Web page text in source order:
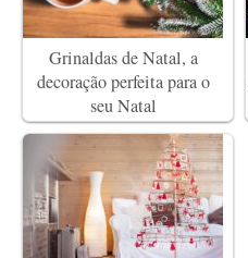
Grinaldas de Natal, a
decoração perfeita para o
seu Natal